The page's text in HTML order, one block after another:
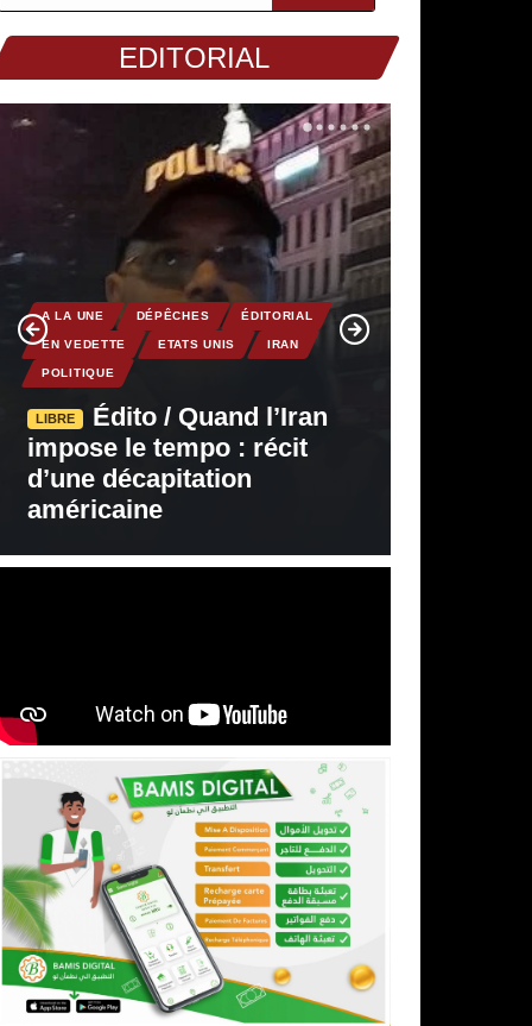
EDITORIAL
A LA UNE DÉPÊCHES ÉDITORIAL
EN VEDETTE ETATS UNIS IRAN
POLITIQUE
LIBRE
Édito / Quand l’Iran
impose le tempo : récit
d’une décapitation
américaine